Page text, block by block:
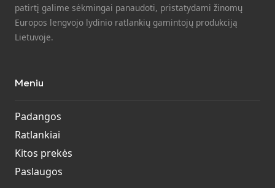
patirtį galime sėkmingai panaudoti, pristatydami žinomų
Europos lengvojo lydinio ratlankių gamintojų produkciją
Lietuvoje.
Meniu
Padangos
Ratlankiai
Kitos prekės
Paslaugos